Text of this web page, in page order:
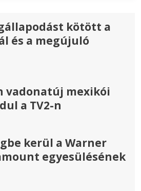
kötött a
és a megújuló
vadonatúj mexikói
a TV2-n
kerül a Warner
egyesülésének